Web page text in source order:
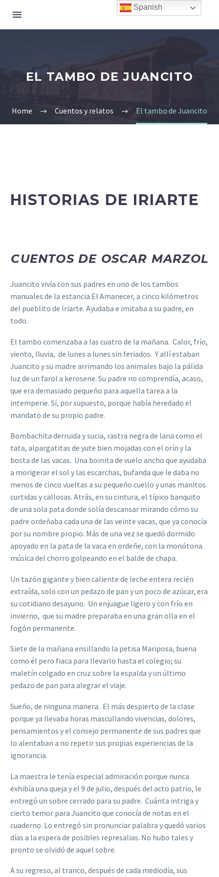
EL TAMBO DE JUANCITO
Home Cuentos y relatos El tambo de Juancito
HISTORIAS DE IRIARTE
CUENTOS DE OSCAR MARZOL
Juancito vivía con sus padres en uno de los tambos
manuales de la estancia El Amanecer, a cinco kilómetros
del pueblito de Iriarte. Ayudaba e imitaba a su padre, en
todo.
El tambo comenzaba a las cuatro de la mañana. Calor, frío,
viento, lluvia, de lunes a lunes sin feriados. Y allí estaban
Juancito y su madre arrimando los animales bajo la pálida
luz de un farol a kerosene. Su padre no comprendía, acaso,
que era demasiado pequeño para aquella tarea a la
intemperie. Sí, por supuesto, porque había heredado el
mandato de su propio padre.
Bombachita derruida y sucia, rastra negra de lana como el
tata, alpargatitas de yute bien mojadas con el orín y la
bosta de las vacas. Una boinita de vuelo ancho que ayudaba
a morigerar el sol y las escarchas, bufanda que le daba no
menos de cinco vueltas a su pequeño cuello y unas manitos
curtidas y callosas. Atrás, en su cintura, el típico banquito
de una sola pata donde solía descansar mirando cómo su
padre ordeñaba cada una de las veinte vacas, que ya conocía
por su nombre propio. Más de una vez se quedó dormido
apoyado en la pata de la vaca en ordeñe, con la monótona
música del chorro golpeando en el balde de chapa.
Un tazón gigante y bien caliente de leche entera recién
extraída, solo con un pedazo de pan y un poco de azúcar, era
su cotidiano desayuno. Un enjuague ligero y con frío en
invierno, que su madre preparaba en una gran olla en el
fogón permanente.
Siete de la mañana ensillando la petisa Mariposa, buena
como él pero fiaca para llevarlo hasta el colegio; su
maletín colgado en cruz sobre la espalda y un último
pedazo de pan para alegrar el viaje.
Sueño, de ninguna manera. El más despierto de la clase
porque ya llevaba horas mascullando vivencias, dolores,
pensamientos y el consejo permanente de sus padres que
lo alentaban a no repetir sus propias experiencias de la
ignorancia.
La maestra le tenía especial admiración porque nunca
exhibía una queja y el 9 de julio, después del acto patrio, le
entregó un sobre cerrado para su padre. Cuánta intriga y
cierto temor para Juancito que conocía de notas en el
cuaderno. Lo entregó sin pronunciar palabra y quedó varios
días a la espera de posibles represalias. No hubo tales y
pronto se olvidó de aquel sobre.
A su regreso, al tranco, después de cada mediodía, sus
Spanish